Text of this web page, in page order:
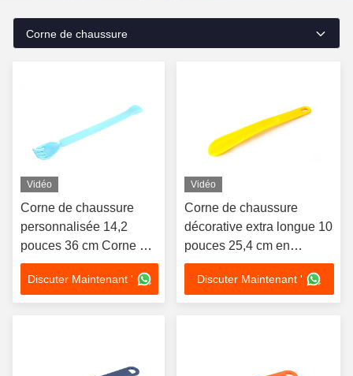
Corne de chaussure
Vidéo
Corne de chaussure
personnalisée 14,2
pouces 36 cm Corne de
chaussure de chaussure
en plastique 2 en 1
élévateur de chaussure
Discuter Maintenant '
Vidéo
Corne de chaussure
décorative extra longue 10
pouces 25,4 cm en
plastique PS cadeau de
chaussure
Discuter Maintenant '